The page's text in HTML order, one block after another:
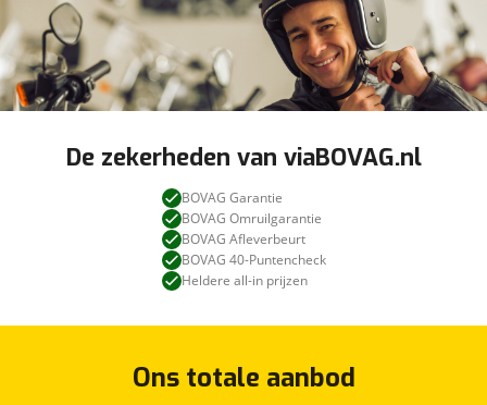
De zekerheden van viaBOVAG.nl
BOVAG Garantie
BOVAG Omruilgarantie
BOVAG Afleverbeurt
BOVAG 40-Puntencheck
Heldere all-in prijzen
Ons totale aanbod